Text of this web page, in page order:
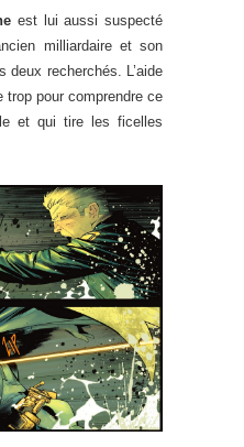
est lui aussi suspecté
milliardaire et son
deux recherchés. L’aide
trop pour comprendre ce
et qui tire les ficelles